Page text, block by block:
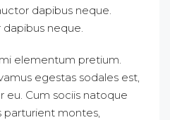
dapibus neque.
neque.
elementum pretium.
egestas sodales est,
eu. Cum sociis natoque
parturient montes,